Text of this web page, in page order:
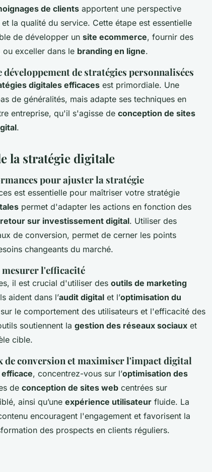
de clients apportent une perspective
la qualité du service. Cette étape est essentielle
de développer un site ecommerce, fournir des
ou exceller dans le branding en ligne.
de stratégies personnalisées
digitales efficaces est primordiale. Une
de généralités, mais adapte ses techniques en
entreprise, qu'il s'agisse de conception de sites
.
la stratégie digitale
pour ajuster la stratégie
est essentielle pour maîtriser votre stratégie
permet d'adapter les actions en fonction des
retour sur investissement digital. Utiliser des
de conversion, permet de cerner les points
changeants du marché.
l'efficacité
il est crucial d'utiliser des outils de marketing
aident dans l’audit digital et l’optimisation du
le comportement des utilisateurs et l'efficacité des
soutiennent la gestion des réseaux sociaux et
cible.
de conversion et maximiser l'impact digital
, concentrez-vous sur l’optimisation des
de conception de sites web centrées sur
ainsi qu’une expérience utilisateur fluide. La
encouragent l'engagement et favorisent la
des prospects en clients réguliers.